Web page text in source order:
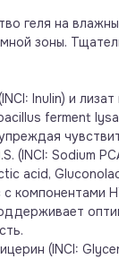
геля на
зоны.
Inulin) и
ferment
(INCI: Sodium
acid,
с компонентами
(INCI: